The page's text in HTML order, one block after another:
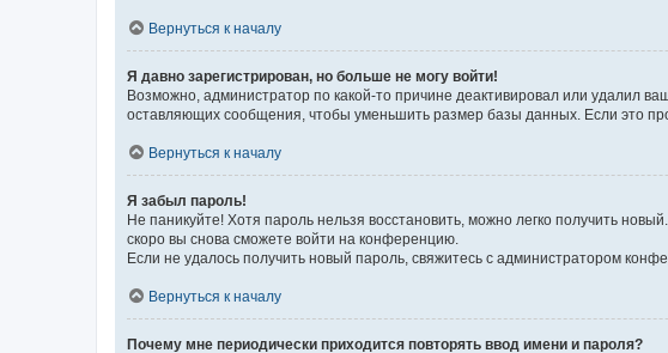
Вернуться к началу
Я давно зарегистрирован, но больше не могу войти!
Возможно, администратор по какой-то причине деактивировал или удалил
оставляющих сообщения, чтобы уменьшить размер базы данных. Если это
Вернуться к началу
Я забыл пароль!
Не паникуйте! Хотя пароль нельзя восстановить, можно легко получить
скоро вы снова сможете войти на конференцию.
Если не удалось получить новый пароль, свяжитесь с администратором
Вернуться к началу
Почему мне периодически приходится повторять ввод имени и пароля?